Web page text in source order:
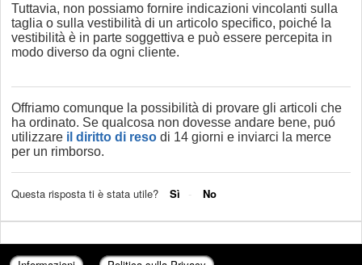
Tuttavia, non possiamo fornire indicazioni vincolanti sulla
taglia o sulla vestibilità di un articolo specifico, poiché la
vestibilità è in parte soggettiva e può essere percepita in
modo diverso da ogni cliente.
Offriamo comunque la possibilità di provare gli articoli che
ha ordinato. Se qualcosa non dovesse andare bene, puó
utilizzare il diritto di reso di 14 giorni e inviarci la merce
per un rimborso.
Questa risposta ti è stata utile? Sì No